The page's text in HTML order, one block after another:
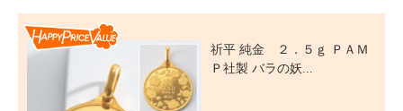
祈平 純金 ２．５ｇ ＰＡＭ
Ｐ社製 バラの妖...